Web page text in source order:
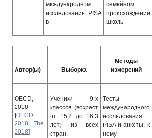
международном
исследовании
PISA
в
семейном
происхождении,
школь-
Автор(ы) Выборка
Методы
измерений
OECD,
2018
[OECD
2018. The,
2018]
Ученики 9-х
классов (возраст
от 15,2 до 16.3
лет) из всех
стран,
Тесты
международного
исследования
PISA и анкеты, к
нему